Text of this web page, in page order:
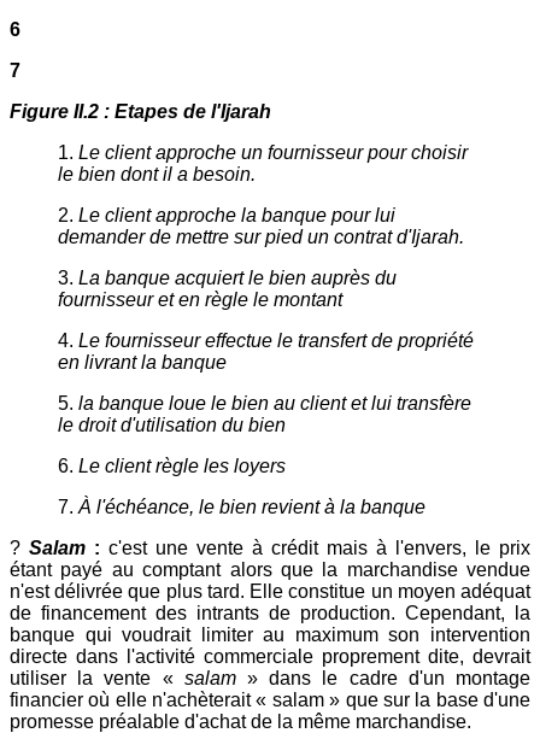
6
7
Figure II.2 : Etapes de l'Ijarah
1. Le client approche un fournisseur pour choisir
le bien dont il a besoin.
2. Le client approche la banque pour lui
demander de mettre sur pied un contrat d'Ijarah.
3. La banque acquiert le bien auprès du
fournisseur et en règle le montant
4. Le fournisseur effectue le transfert de propriété
en livrant la banque
5. la banque loue le bien au client et lui transfère
le droit d'utilisation du bien
6. Le client règle les loyers
7. À l'échéance, le bien revient à la banque
? Salam : c'est une vente à crédit mais à l'envers, le prix
étant payé au comptant alors que la marchandise vendue
n'est délivrée que plus tard. Elle constitue un moyen adéquat
de financement des intrants de production. Cependant, la
banque qui voudrait limiter au maximum son intervention
directe dans l'activité commerciale proprement dite, devrait
utiliser la vente « salam» dans le cadre d'un montage
financier où elle n'achèterait « salam » que sur la base d'une
promesse préalable d'achat de la même marchandise.